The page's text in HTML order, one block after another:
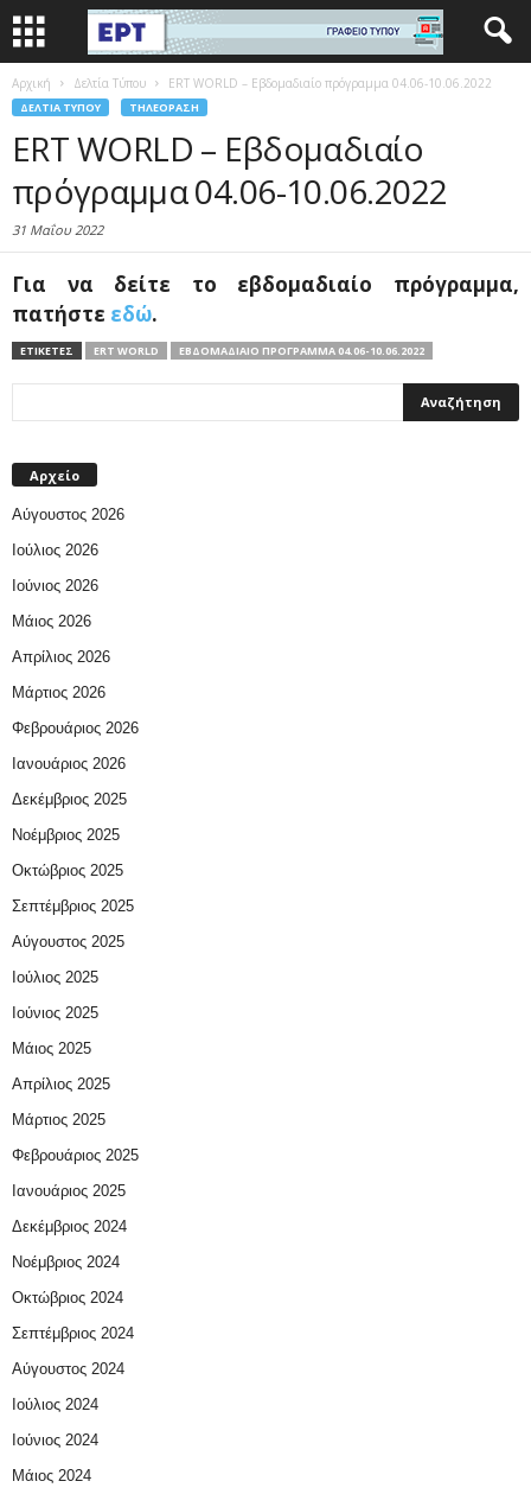
Αρχική Δελτία Τύπου ERT WORLD – Εβδομαδιαίο πρόγραμμα 04.06-10.06.2022
ΔΕΛΤΊΑ ΤΎΠΟΥ ΤΗΛΕΌΡΑΣΗ
ERT WORLD – Εβδομαδιαίο
πρόγραμμα 04.06-10.06.2022
31 Μαΐου 2022
Για να δείτε το εβδομαδιαίο πρόγραμμα,
πατήστε εδώ.
ΕΤΙΚΕΤΕΣ ERT WORLD ΕΒΔΟΜΑΔΙΑΊΟ ΠΡΌΓΡΑΜΜΑ 04.06-10.06.2022
Αρχείο
Αύγουστος 2026
Ιούλιος 2026
Ιούνιος 2026
Μάιος 2026
Απρίλιος 2026
Μάρτιος 2026
Φεβρουάριος 2026
Ιανουάριος 2026
Δεκέμβριος 2025
Νοέμβριος 2025
Οκτώβριος 2025
Σεπτέμβριος 2025
Αύγουστος 2025
Ιούλιος 2025
Ιούνιος 2025
Μάιος 2025
Απρίλιος 2025
Μάρτιος 2025
Φεβρουάριος 2025
Ιανουάριος 2025
Δεκέμβριος 2024
Νοέμβριος 2024
Οκτώβριος 2024
Σεπτέμβριος 2024
Αύγουστος 2024
Ιούλιος 2024
Ιούνιος 2024
Μάιος 2024